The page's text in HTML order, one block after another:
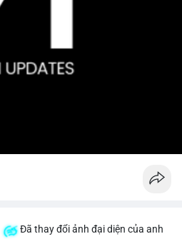
Đã thay đổi ảnh đại diện của anh